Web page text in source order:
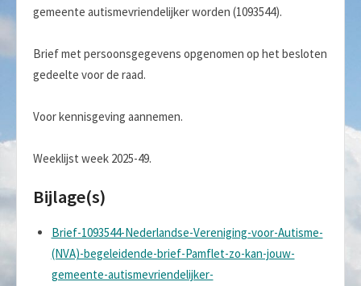
gemeente autismevriendelijker worden (1093544).
Brief met persoonsgegevens opgenomen op het besloten
gedeelte voor de raad.
Voor kennisgeving aannemen.
Weeklijst week 2025-49.
Bijlage(s)
Brief-1093544-Nederlandse-Vereniging-voor-Autisme-
(NVA)-begeleidende-brief-Pamflet-zo-kan-jouw-
gemeente-autismevriendelijker-